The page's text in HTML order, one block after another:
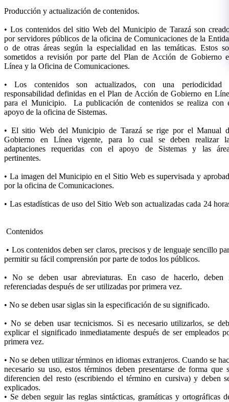
Producción y actualización de contenidos.
• Los contenidos del sitio Web del Municipio de Tarazá son
por servidores públicos de la oficina de Comunicaciones de la
o de otras áreas según la especialidad en las temáticas. Estos
sometidos a revisión por parte del Plan de Acción de Gobierno
Línea y la Oficina de Comunicaciones.
• Los contenidos son actualizados, con una periodicidad
responsabilidad definidas en el Plan de Acción de Gobierno en
para el Municipio. La publicación de contenidos se realiza con
apoyo de la oficina de Sistemas.
• El sitio Web del Municipio de Tarazá se rige por el Manual
Gobierno en Línea vigente, para lo cual se deben realizar
adaptaciones requeridas con el apoyo de Sistemas y las
pertinentes.
• La imagen del Municipio en el Sitio Web es supervisada y
por la oficina de Comunicaciones.
• Las estadísticas de uso del Sitio Web son actualizadas cada 24
Contenidos
• Los contenidos deben ser claros, precisos y de lenguaje sencillo
permitir su fácil comprensión por parte de todos los públicos.
• No se deben usar abreviaturas. En caso de hacerlo, deben
referenciadas después de ser utilizadas por primera vez.
• No se deben usar siglas sin la especificación de su significado.
• No se deben usar tecnicismos. Si es necesario utilizarlos, se
explicar el significado inmediatamente después de ser empleados
primera vez.
• No se deben utilizar términos en idiomas extranjeros. Cuando se
necesario su uso, estos términos deben presentarse de forma que
diferencien del resto (escribiendo el término en cursiva) y deben
explicados.
• Se deben seguir las reglas sintácticas, gramáticas y ortográficas